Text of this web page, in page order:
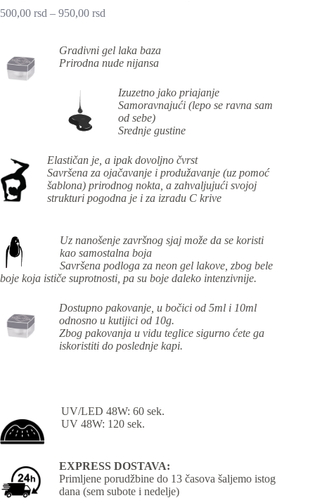
500,00 rsd – 950,00 rsd
Gradivni gel laka baza
Prirodna nude nijansa
Izuzetno jako priajanje
Samoravnajući (lepo se ravna sam
od sebe)
Srednje gustine
Elastičan je, a ipak dovoljno čvrst
Savršena za ojačavanje i produžavanje (uz pomoć
šablona) prirodnog nokta, a zahvaljujući svojoj
strukturi pogodna je i za izradu C krive
Uz nanošenje završnog sjaj može da se koristi
kao samostalna boja
Savršena podloga za neon gel lakove, zbog bele
boje koja ističe suprotnosti, pa su boje daleko intenzivnije.
Dostupno pakovanje, u bočici od 5ml i 10ml
odnosno u kutijici od 10g.
Zbog pakovanja u vidu teglice sigurno ćete ga
iskoristiti do poslednje kapi.
UV/LED 48W: 60 sek.
UV 48W: 120 sek.
EXPRESS DOSTAVA:
Primljene porudžbine do 13 časova šaljemo istog
dana (sem subote i nedelje)